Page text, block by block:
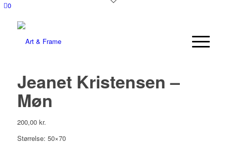
0
Jeanet Kristensen –
Møn
200,00 kr.
Størrelse: 50×70